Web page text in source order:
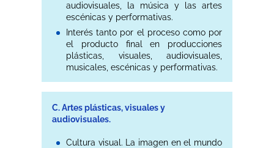
audiovisuales, la música y las artes
escénicas y performativas.
Interés tanto por el proceso como por
el producto final en producciones
plásticas, visuales, audiovisuales,
musicales, escénicas y performativas.
C. Artes plásticas, visuales y
audiovisuales.
Cultura visual. La imagen en el mundo